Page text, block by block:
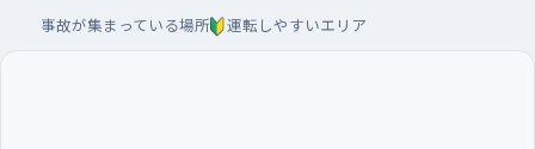
朝の早い時間に走り、駐車は大型店の駐車場で
事故が集まっている場所 運転しやすいエリア